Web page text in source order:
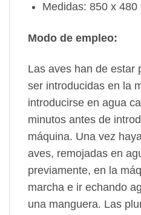
Medidas: 850 x 480
Modo de empleo:
Las aves han de estar
ser introducidas en la
introducirse en agua
minutos antes de
máquina. Una vez
aves, remojadas en
previamente, en la
marcha e ir echando
una manguera. Las